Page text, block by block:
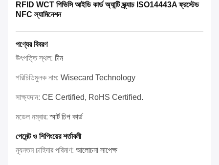
RFID WCT পিভিসি আইডি কার্ড অ্যান্টি স্ক্র্যাচ ISO14443A ফ্রস্টেড
NFC ল্যামিনেশন
পণ্যের বিবরণ
উৎপত্তি স্থল: চীন
পরিচিতিমুলক নাম: Wisecard Technology
সাক্ষ্যদান: CE Certified, RoHS Certified.
মডেল নম্বার:স্মার্ট চিপ কার্ড
পেমেন্ট ও শিপিংয়ের শর্তাবলী
ন্যূনতম চাহিদার পরিমাণ: আলোচনা সাপেক্ষ